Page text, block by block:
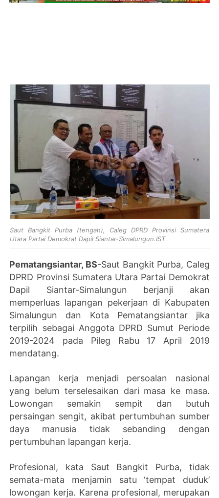
Saut Bangkit Purba (tengah), Caleg DPRD Provinsi Sumatera
Utara Partai Demokrat Dapil Siantar-Simalungun.IST
Pematangsiantar, BS-Saut Bangkit Purba, Caleg
DPRD Provinsi Sumatera Utara Partai Demokrat
Dapil Siantar-Simalungun berjanji akan
memperluas lapangan pekerjaan di Kabupaten
Simalungun dan Kota Pematangsiantar jika
terpilih sebagai Anggota DPRD Sumut Periode
2019-2024 pada Pileg Rabu 17 April 2019
mendatang.
Lapangan kerja menjadi persoalan nasional
yang belum terselesaikan dari masa ke masa.
Lowongan semakin sempit dan butuh
persaingan sengit, akibat pertumbuhan sumber
daya manusia tidak sebanding dengan
pertumbuhan lapangan kerja.
Profesional, kata Saut Bangkit Purba, tidak
semata-mata menjamin satu ‘tempat duduk’
lowongan kerja. Karena profesional, merupakan